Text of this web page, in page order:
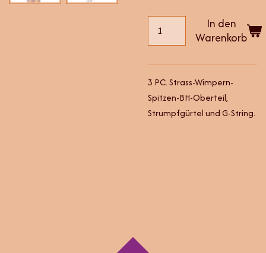
In den
Warenkorb
3 PC. Strass-Wimpern-
Spitzen-BH-Oberteil,
Strumpfgürtel und G-String.